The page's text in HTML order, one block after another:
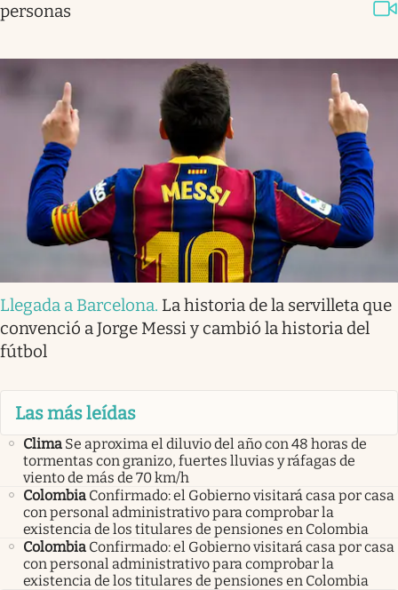
personas
Llegada a Barcelona. La historia de la servilleta que
convenció a Jorge Messi y cambió la historia del
fútbol
Las más leídas
Clima Se aproxima el diluvio del año con 48 horas de
tormentas con granizo, fuertes lluvias y ráfagas de
viento de más de 70 km/h
Colombia Confirmado: el Gobierno visitará casa por casa
con personal administrativo para comprobar la
existencia de los titulares de pensiones en Colombia
Colombia Confirmado: el Gobierno visitará casa por casa
con personal administrativo para comprobar la
existencia de los titulares de pensiones en Colombia